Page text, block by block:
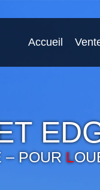
Accueil
– POUR L